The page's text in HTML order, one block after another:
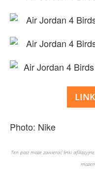
Photo: Nike
Ten post może zawierać linki